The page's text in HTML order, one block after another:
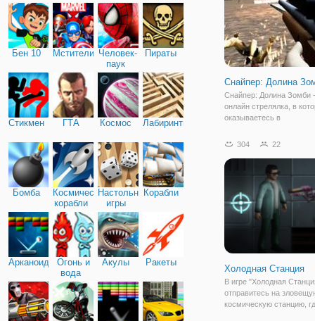
Бен 10 Мстители Человек-
паук
Пираты
Стикмен ГТА Космос Лабиринты
Бомба
Космические
корабли
Настольные
игры
Корабли
Арканоид
Огонь и
вода
Акулы Ракеты
Снайпер: Долина
Снайпер: Долина Зомби
онлайн стрелялка, в
оказываетесь в
котором орудуют
получить свежую кровь.
в роли снайпера,
304 22
Холодная Станция
В игре "Холодная
отправитесь на
космическую станцию,